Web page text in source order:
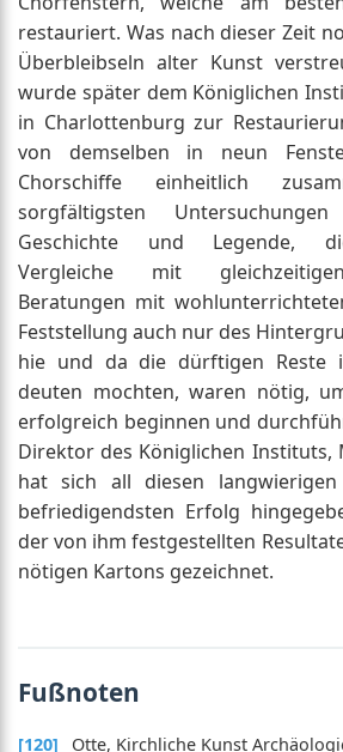
restauriert. Was nach dieser Zeit
Überbleibseln alter Kunst
wurde später dem Königlichen
in Charlottenburg zur
von demselben in neun
Chorschiffe einheitlich
sorgfältigsten
Geschichte und Legende,
Vergleiche mit
Beratungen mit
Feststellung auch nur des
hie und da die dürftigen Reste
deuten mochten, waren nötig,
erfolgreich beginnen und
Direktor des Königlichen Instituts,
hat sich all diesen
befriedigendsten Erfolg
der von ihm festgestellten
nötigen Kartons gezeichnet.
Fußnoten
[120] Otte, Kirchliche Kunst